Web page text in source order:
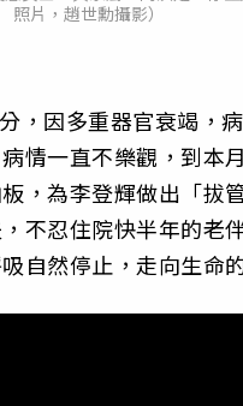
照片，趙世勳攝影）
，因多重器官衰竭，
情一直不樂觀，到本
，為李登輝做出「拔
不忍住院快半年的老
自然停止，走向生命